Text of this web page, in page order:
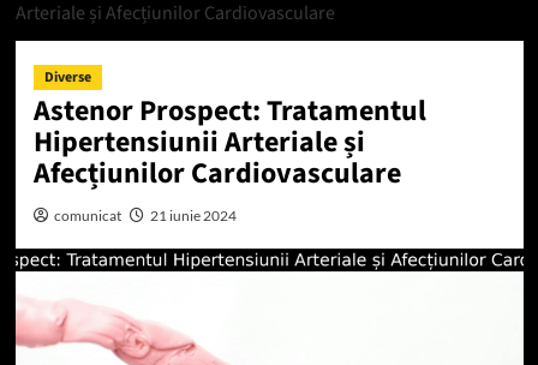
Arteriale și Afecțiunilor Cardiovasculare
Diverse
Astenor Prospect: Tratamentul
Hipertensiunii Arteriale și
Afecțiunilor Cardiovasculare
comunicat 21 iunie 2024